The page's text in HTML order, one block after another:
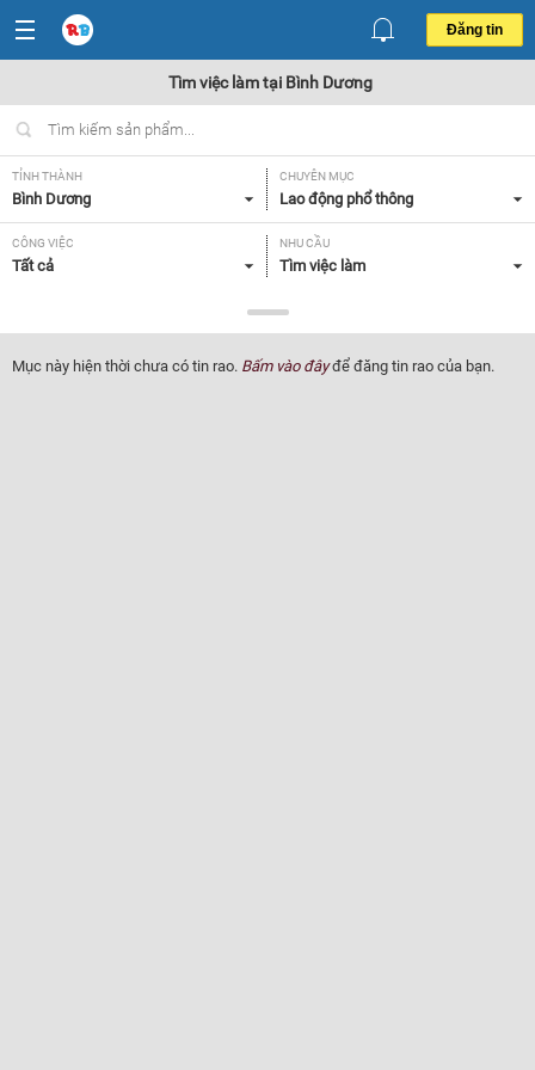
Đăng tin
Tìm việc làm tại Bình Dương
TỈNH THÀNH
Bình Dương
CHUYÊN MỤC
Lao động phổ thông
CÔNG VIỆC
Tất cả
NHU CẦU
Tìm việc làm
Tất cả
Mục này hiện thời chưa có tin rao. Bấm vào đâyđể đăng tin rao của bạn.